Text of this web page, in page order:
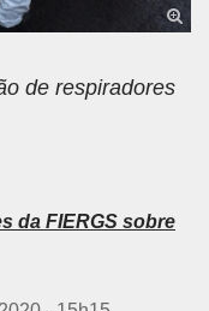
de respiradores
da FIERGS sobre